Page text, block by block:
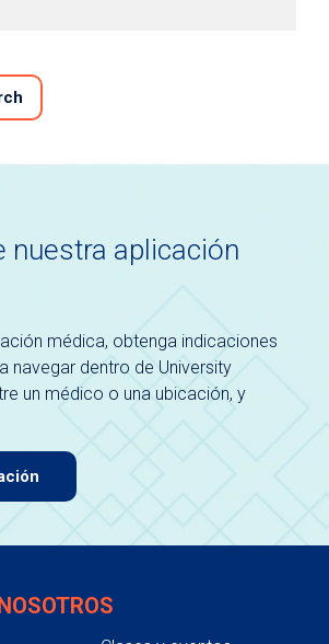
nuestra aplicación
médica, obtenga indicaciones
navegar dentro de University
un médico o una ubicación, y